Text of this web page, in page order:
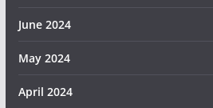
June 2024
May 2024
April 2024